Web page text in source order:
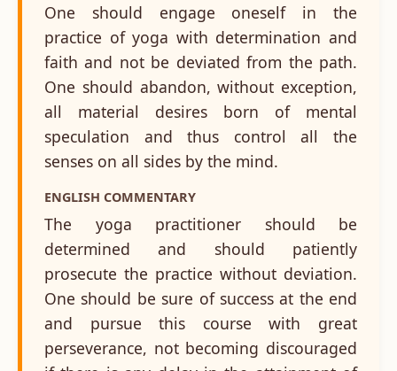
One should engage oneself in the
practice of yoga with determination and
faith and not be deviated from the path.
One should abandon, without exception,
all material desires born of mental
speculation and thus control all the
senses on all sides by the mind.
ENGLISH COMMENTARY
The yoga practitioner should be
determined and should patiently
prosecute the practice without deviation.
One should be sure of success at the end
and pursue this course with great
perseverance, not becoming discouraged